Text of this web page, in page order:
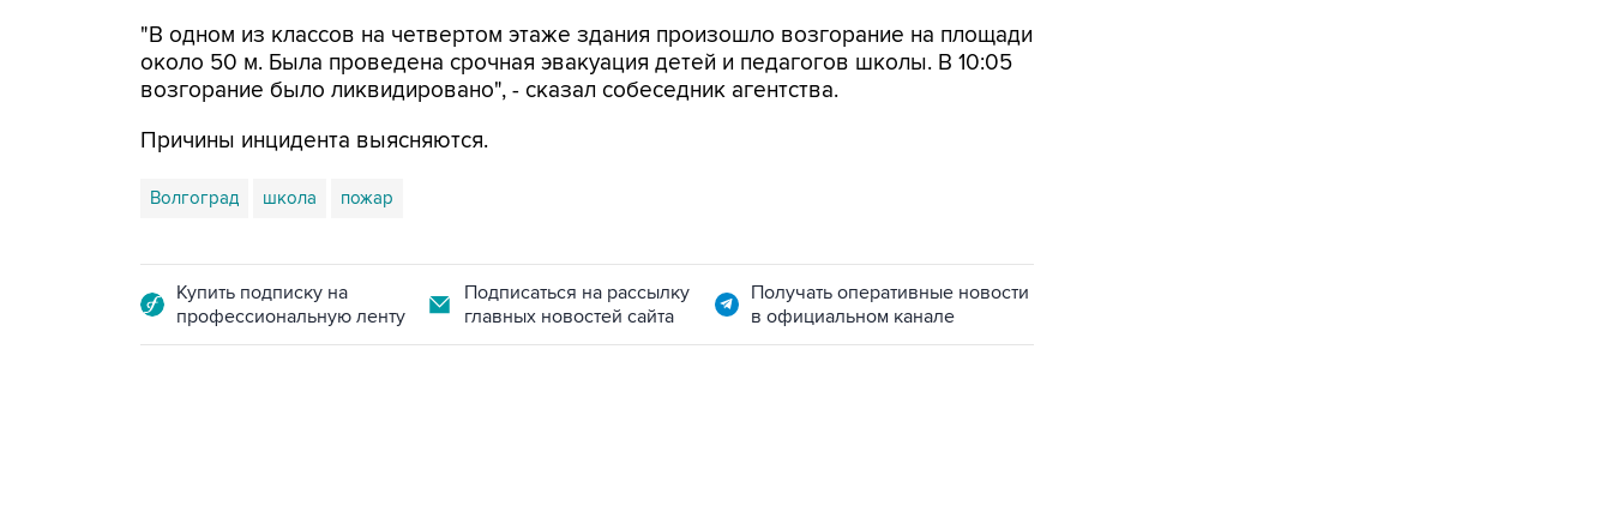
"В одном из классов на четвертом этаже здания произошло возгорание на площади
около 50 м. Была проведена срочная эвакуация детей и педагогов школы. В 10:05
возгорание было ликвидировано", - сказал собеседник агентства.
Причины инцидента выясняются.
Волгоград школа пожар
Купить подписку на
профессиональную ленту
Подписаться на рассылку
главных новостей сайта
Получать оперативные новости
в официальном канале